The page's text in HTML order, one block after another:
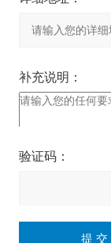
补充说明：
验证码：